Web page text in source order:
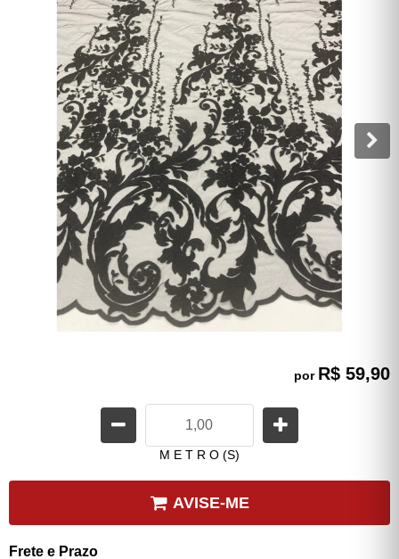
por R$ 59,90
M E T R O (S)
AVISE-ME
Frete e Prazo